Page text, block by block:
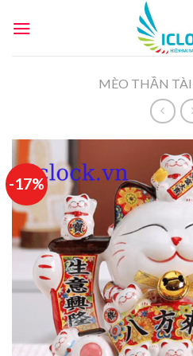
MÈO THẦN
-17%